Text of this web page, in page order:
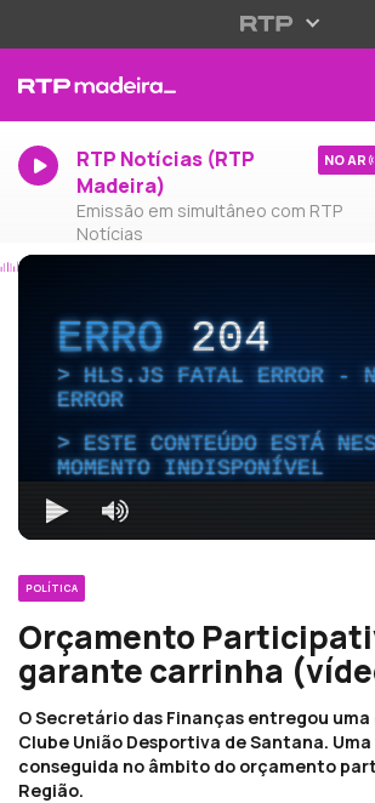
RTP Notícias (RTP
Madeira)
Emissão em simultâneo com RTP
Notícias
NO AR
ERRO204
HLS.JS FATAL ERROR -
ERROR
ESTE CONTEÚDO ESTÁ
MOMENTO INDISPONÍVEL
POLÍTICA
Orçamento
garante carrinha
O Secretário das Finanças entregou
Clube União Desportiva de Santana.
conseguida no âmbito do orçamento
Região.